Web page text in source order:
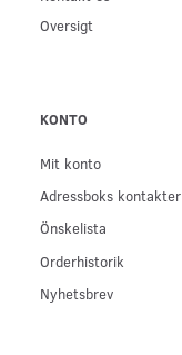
Oversigt
KONTO
Mit konto
Adressboks kontakter
Önskelista
Orderhistorik
Nyhetsbrev